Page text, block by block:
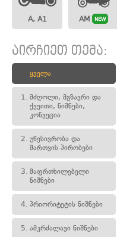
A, A1 AM NEW
აირჩიეთ თემა:
ყველა
1. მძღოლი, მგზავრი და
ქვეითი, ნიშნები,
კონვეცია
2. უწესივრობა და
მართვის პირობები
3. მაფრთხილებელი
ნიშნები
4. პრიორიტეტის ნიშნები
5. ამკრძალავი ნიშნები